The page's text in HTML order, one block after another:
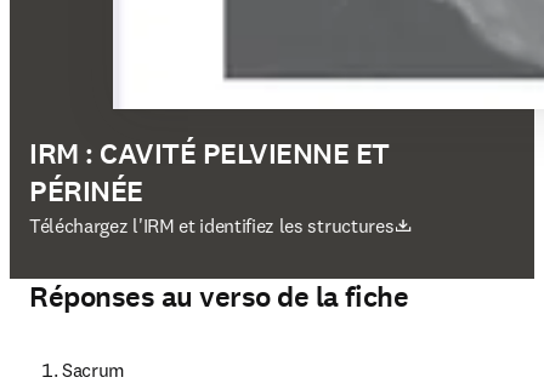
IRM : CAVITÉ PELVIENNE ET
PÉRINÉE
Téléchargez l'IRM et identifiez les structures
S’ouvre dans une nouvelle fenêtre
Réponses au verso de la fiche
Sacrum